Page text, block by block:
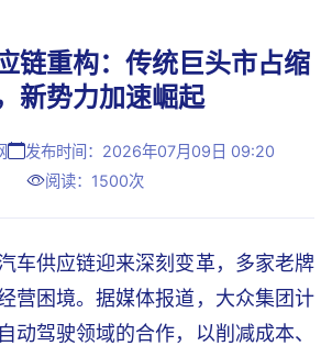
链重构：传统巨头市占缩
新势力加速崛起
发布时间：2026年07月09日 09:20
阅读：1500次
车供应链迎来深刻变革，多家老牌
营困境。据媒体报道，大众集团计
动驾驶领域的合作，以削减成本、